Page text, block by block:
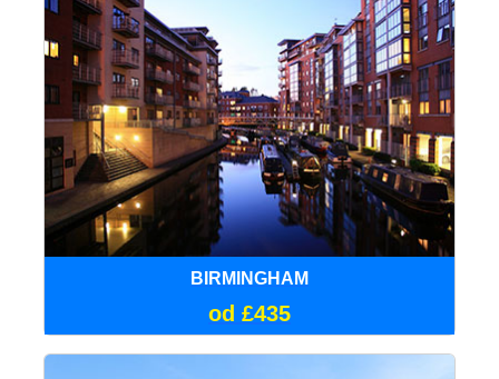
BIRMINGHAM
od £435